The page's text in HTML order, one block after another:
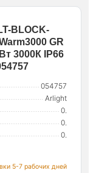
BLOCK-
GR
3000К IP66
054757
Arlight
0.
0.
0.
5-7 рабочих дней